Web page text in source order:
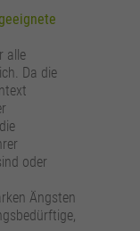
alle
Da die
oder
Ängsten